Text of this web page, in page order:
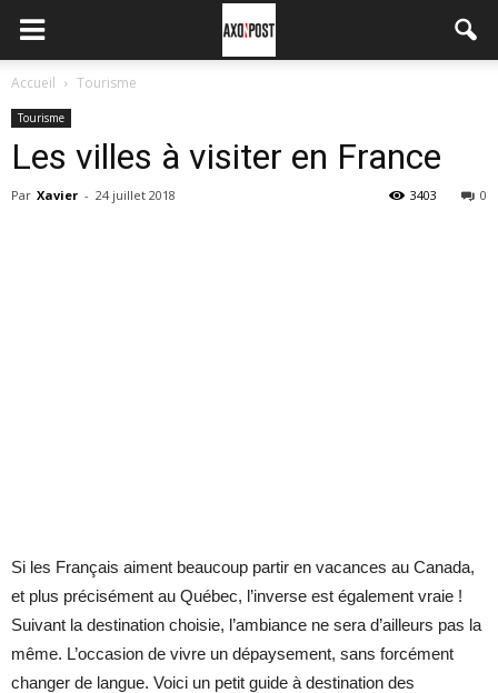
Accueil Tourisme
Tourisme
Les villes à visiter en France
Par Xavier - 24 juillet 2018 0
3403
Si les Français aiment beaucoup partir en vacances au Canada,
et plus précisément au Québec, l’inverse est également vraie !
Suivant la destination choisie, l’ambiance ne sera d’ailleurs pas la
même. L’occasion de vivre un dépaysement, sans forcément
changer de langue. Voici un petit guide à destination des